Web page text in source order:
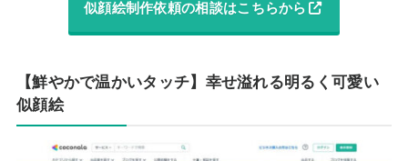
似顔絵制作依頼の相談はこちらから
【鮮やかで温かいタッチ】幸せ溢れる明るく可愛い
似顔絵